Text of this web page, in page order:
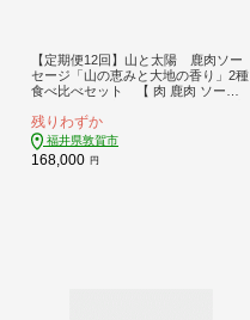
【定期便12回】山と太陽 鹿肉ソー
セージ「山の恵みと大地の香り」2種
食べ比べセット 【 肉 鹿肉 ソーセ
元 お歳暮 ギフト 贈り物 定期便】[10
3-t12-a007]【敦賀市ふるさと納税】
残りわずか
福井県敦賀市
168,000 円